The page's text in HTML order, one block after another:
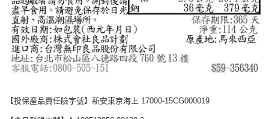
無印良品門市自取
免運費
【投保產品責任險字號】新安東京海上 17000-15CG000019